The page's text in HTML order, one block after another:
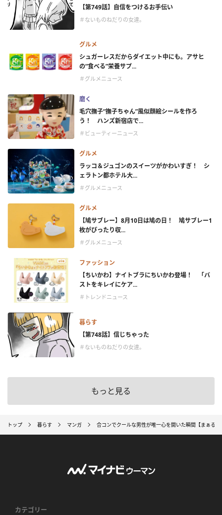
【第749話】自信をつけるお手伝い
＃ないものねだりの女達。
グルメ
シュガーレスだからダイエット中にも。アサヒ
の“食べる”栄養サプ...
＃グルメニュース
磨く
毛穴撫子“撫子ちゃん”風似顔絵シールを作ろ
う！ ハンズ新宿店で...
＃ビューティーニュース
グルメ
ラッコ＆ジュゴンのスイーツがかわいすぎ！ シ
ェラトン都ホテル大...
＃グルメニュース
グルメ
【鳩サブレー】8月10日は鳩の日！ 鳩サブレー1
枚がぴったり収...
＃グルメニュース
ファッション
【ちいかわ】ナイトブラにちいかわ登場！ 「バ
ストをキレイにケア...
＃トレンドニュース
暮らす
【第748話】信じちゃった
＃ないものねだりの女達。
もっと見る
トップ 暮らす マンガ 合コンでクールな男性が唯一心を開いた瞬間【まぁる
カテゴリー